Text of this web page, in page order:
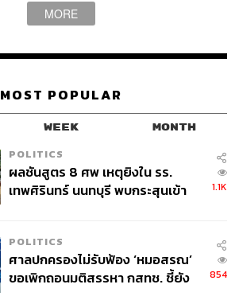
MORE
MOST POPULAR
WEEK MONTH
POLITICS
ผลชันสูตร 8 ศพ เหตุยิงใน รร.
เทพศิรินทร์ นนทบุรี พบกระสุนเข้า
1.1K
POLITICS
ศาลปกครองไม่รับฟ้อง ‘หมอสรณ’
ขอเพิกถอนมติสรรหา กสทช. ชี้ยัง
854